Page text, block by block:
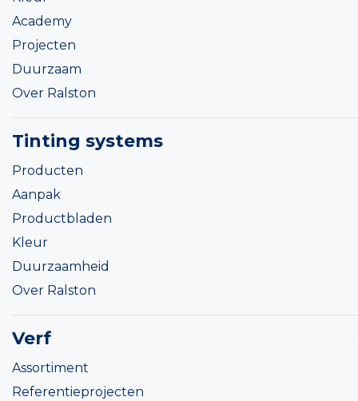
Academy
Projecten
Duurzaam
Over Ralston
Tinting systems
Producten
Aanpak
Productbladen
Kleur
Duurzaamheid
Over Ralston
Verf
Assortiment
Referentieprojecten